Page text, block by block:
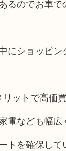
のでお車で
にショッピン
ットで高価
電なども幅広
を確保して